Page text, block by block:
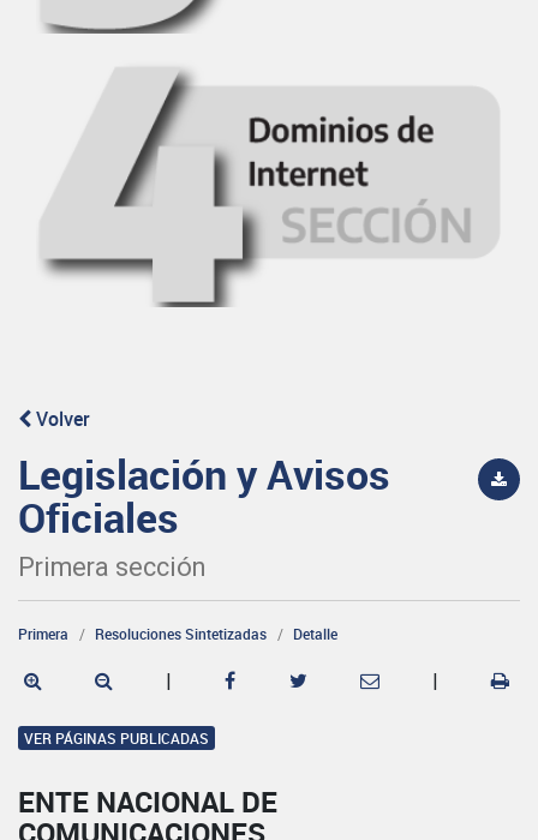
Volver
Legislación y Avisos
Oficiales
Primera sección
Primera Resoluciones Sintetizadas Detalle
| |
VER PÁGINAS PUBLICADAS
ENTE NACIONAL DE